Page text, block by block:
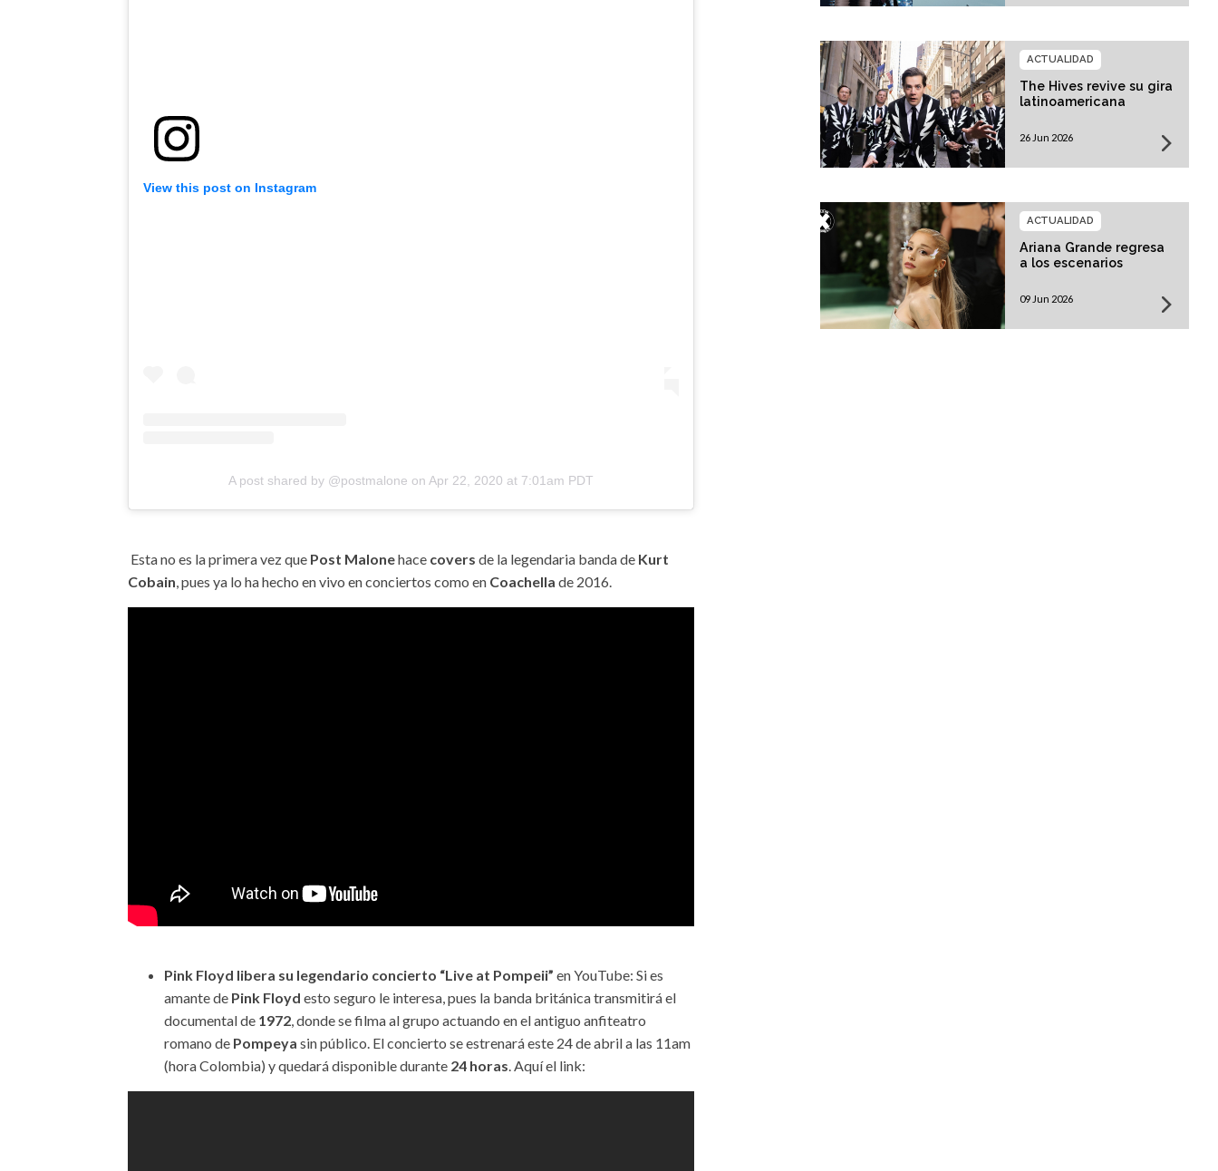
View this post on Instagram
A post shared by @postmalone on Apr 22, 2020 at 7:01am PDT
Esta no es la primera vez que Post Malonehace covers de la legendaria banda de Kurt
Cobain, pues ya lo ha hecho en vivo en conciertos como en Coachella de 2016.
Pink Floyd libera su legendario concierto “Live at Pompeii” en YouTube: Si es
amante de Pink Floydesto seguro le interesa, pues la banda británica transmitirá el
documental de 1972 , donde se filma al grupo actuando en el antiguo anfiteatro
romano de Pompeya sin público. El concierto se estrenará este 24 de abril a las 11am
(hora Colombia) y quedará disponible durante 24 horas . Aquí el link:
The Hives revive su gira
latinoamericana
ACTUALIDAD
26 Jun 2026
Ariana Grande regresa
a los escenarios
ACTUALIDAD
09 Jun 2026